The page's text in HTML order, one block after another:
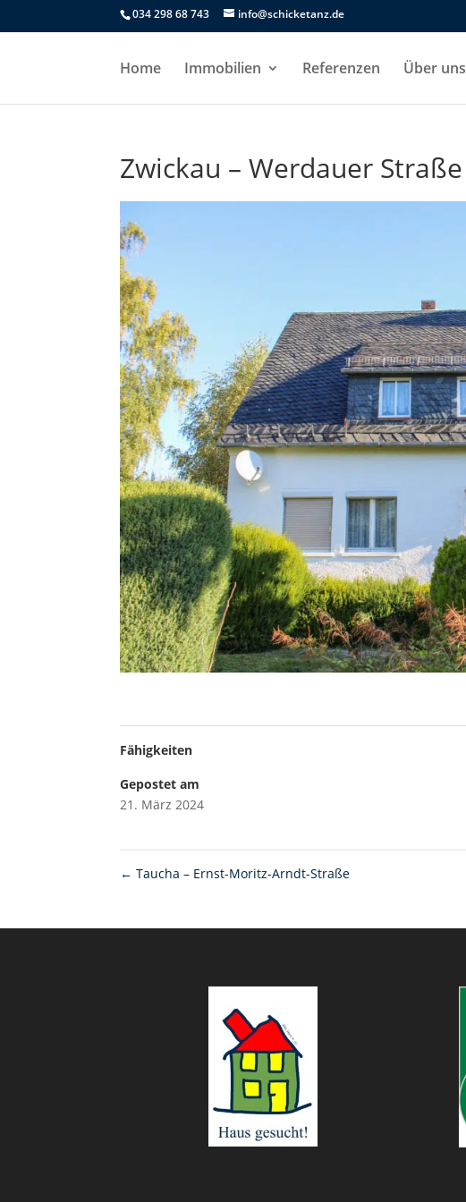
034 298 68 743 info@schicketanz.de
Home Immobilien Referenzen Über uns
Zwickau – Werdauer Straße
Fähigkeiten
Gepostet am
21. März 2024
← Taucha – Ernst-Moritz-Arndt-Straße